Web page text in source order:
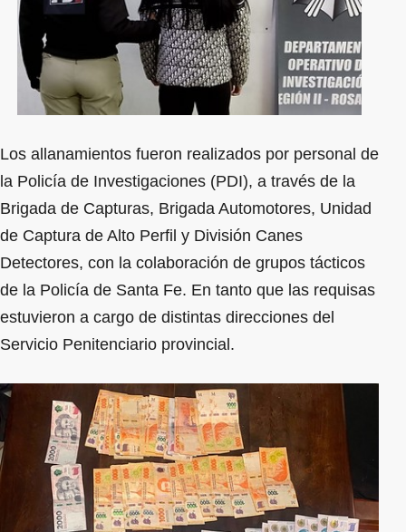
Los allanamientos fueron realizados por personal de
la Policía de Investigaciones (PDI), a través de la
Brigada de Capturas, Brigada Automotores, Unidad
de Captura de Alto Perfil y División Canes
Detectores, con la colaboración de grupos tácticos
de la Policía de Santa Fe. En tanto que las requisas
estuvieron a cargo de distintas direcciones del
Servicio Penitenciario provincial.